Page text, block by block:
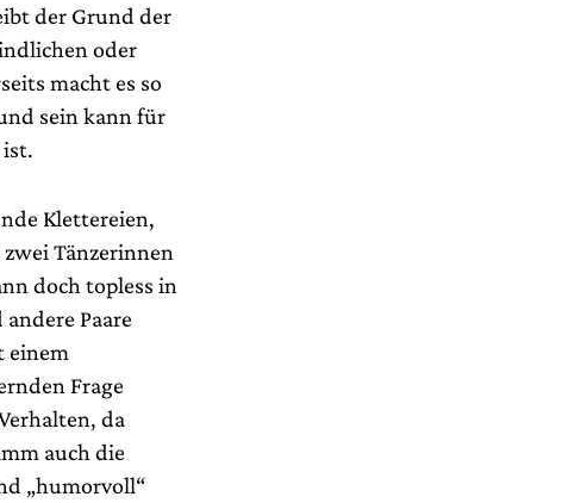
der Grund der
oder
macht es so
sein kann für
Klettereien,
Tänzerinnen
doch topless in
Paare
einem
Frage
da
auch die
„humorvoll“